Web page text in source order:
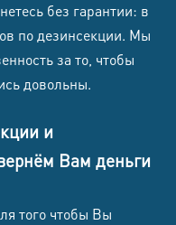
без гарантии: в
по дезинсекции. Мы
за то, чтобы
довольны.
и
Вам деньги
того чтобы Вы